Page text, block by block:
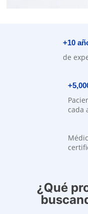
+10
de
cada
¿Qué